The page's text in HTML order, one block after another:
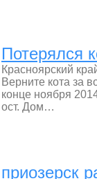
Потерялся
Красноярский
Верните кота за
конце ноября
ост. Дом…
приозерск